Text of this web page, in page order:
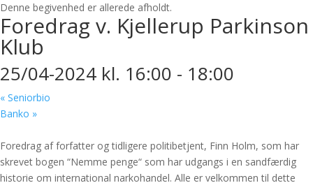
Denne begivenhed er allerede afholdt.
Foredrag v. Kjellerup Parkinson
Klub
25/04-2024 kl. 16:00 - 18:00
« Seniorbio
Banko »
Foredrag af forfatter og tidligere politibetjent, Finn Holm, som har
skrevet bogen “Nemme penge“ som har udgangs i en sandfærdig
historie om international narkohandel. Alle er velkommen til dette